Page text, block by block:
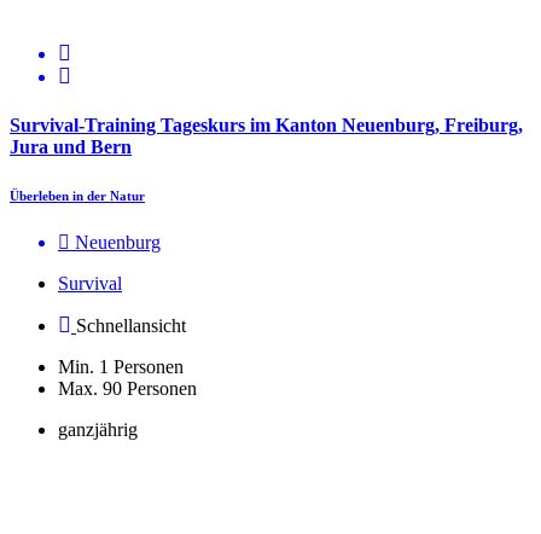
Survival-Training Tageskurs im Kanton Neuenburg, Freiburg,
Jura und Bern
Überleben in der Natur
Neuenburg
Survival
Schnellansicht
Min. 1 Personen
Max. 90 Personen
ganzjährig